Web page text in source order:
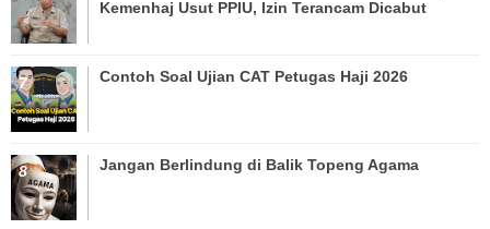
Kemenhaj Usut PPIU, Izin Terancam Dicabut
Contoh Soal Ujian CAT Petugas Haji 2026
Jangan Berlindung di Balik Topeng Agama